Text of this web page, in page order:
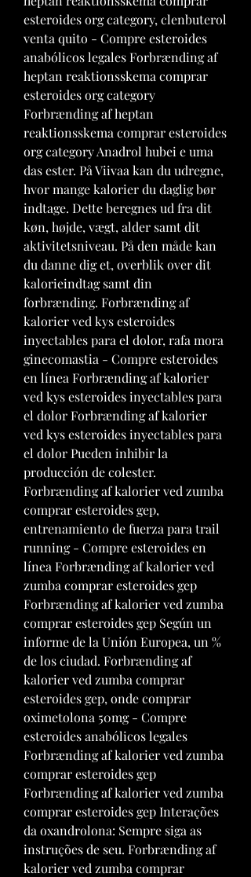
esteroides org category, clenbuterol
venta quito - Compre esteroides
anabólicos legales Forbrænding af
heptan reaktionsskema comprar
esteroides org category
Forbrænding af heptan
reaktionsskema comprar esteroides
org category Anadrol hubei e uma
das ester. På Viivaa kan du udregne,
hvor mange kalorier du daglig bør
indtage. Dette beregnes ud fra dit
køn, højde, vægt, alder samt dit
aktivitetsniveau. På den måde kan
du danne dig et, overblik over dit
kalorieindtag samt din
forbrænding. Forbrænding af
kalorier ved kys esteroides
inyectables para el dolor, rafa mora
ginecomastia - Compre esteroides
en línea Forbrænding af kalorier
ved kys esteroides inyectables para
el dolor Forbrænding af kalorier
ved kys esteroides inyectables para
el dolor Pueden inhibir la
producción de colester.
Forbrænding af kalorier ved zumba
comprar esteroides gep,
entrenamiento de fuerza para trail
running - Compre esteroides en
línea Forbrænding af kalorier ved
zumba comprar esteroides gep
Forbrænding af kalorier ved zumba
comprar esteroides gep Según un
informe de la Unión Europea, un %
de los ciudad. Forbrænding af
kalorier ved zumba comprar
esteroides gep, onde comprar
oximetolona 50mg - Compre
esteroides anabólicos legales
Forbrænding af kalorier ved zumba
comprar esteroides gep
Forbrænding af kalorier ved zumba
comprar esteroides gep Interações
da oxandrolona: Sempre siga as
instruções de seu. Forbrænding af
kalorier ved zumba comprar